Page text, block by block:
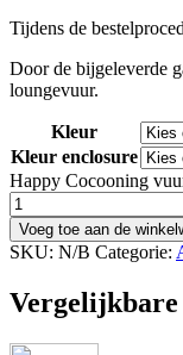
Tijdens de
Door de bijgeleverde
loungevuur.
Kleur
Kleur enclosure
Happy Cocooning
Voeg toe aan de
SKU: N/B Categorie: